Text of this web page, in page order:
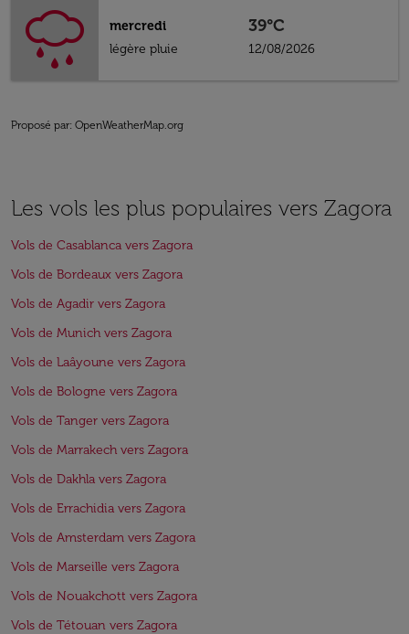
mercredi
légère pluie
39°C
12/08/2026
Proposé par: OpenWeatherMap.org
Les vols les plus populaires vers Zagora
Vols de Casablanca vers Zagora
Vols de Bordeaux vers Zagora
Vols de Agadir vers Zagora
Vols de Munich vers Zagora
Vols de Laâyoune vers Zagora
Vols de Bologne vers Zagora
Vols de Tanger vers Zagora
Vols de Marrakech vers Zagora
Vols de Dakhla vers Zagora
Vols de Errachidia vers Zagora
Vols de Amsterdam vers Zagora
Vols de Marseille vers Zagora
Vols de Nouakchott vers Zagora
Vols de Tétouan vers Zagora